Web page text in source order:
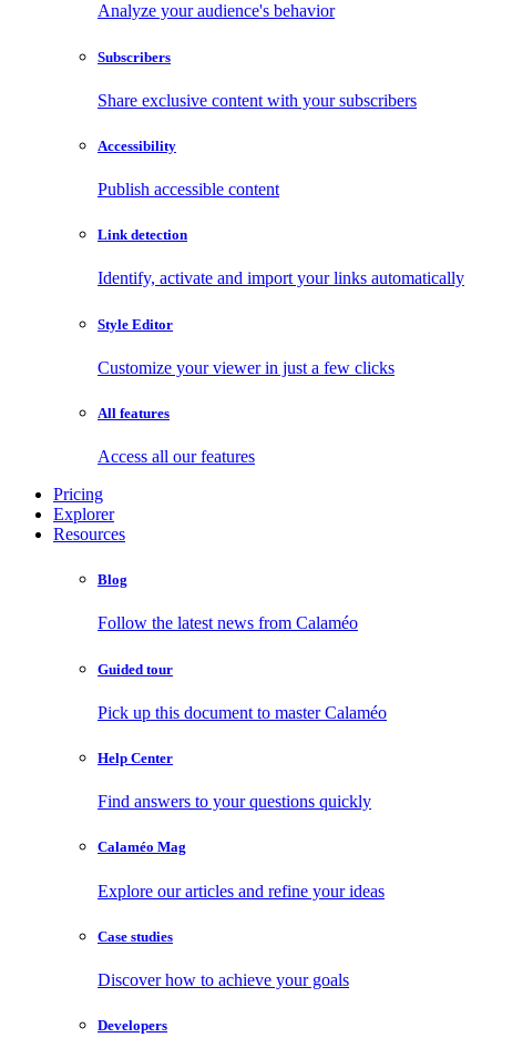
Analyze your audience's behavior
Subscribers
Share exclusive content with your subscribers
Accessibility
Publish accessible content
Link detection
Identify, activate and import your links automatically
Style Editor
Customize your viewer in just a few clicks
All features
Access all our features
Pricing
Explorer
Resources
Blog
Follow the latest news from Calaméo
Guided tour
Pick up this document to master Calaméo
Help Center
Find answers to your questions quickly
Calaméo Mag
Explore our articles and refine your ideas
Case studies
Discover how to achieve your goals
Developers